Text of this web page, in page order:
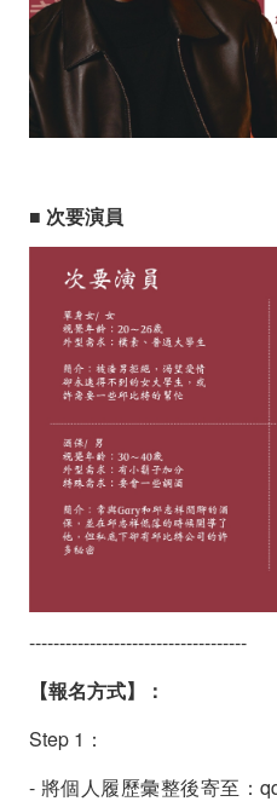
■ 次要演員
------------------------------------
【報名方式】：
Step 1：
- 將個人履歷彙整後寄至：